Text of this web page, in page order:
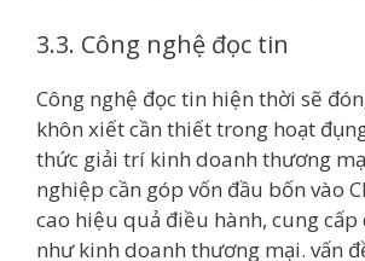
3.3. Công nghệ đọc tin
Công nghệ đọc tin hiện thời sẽ
khôn xiết cần thiết trong hoạt
thức giải trí kinh doanh thương
nghiệp cần góp vốn đầu bốn vào
cao hiệu quả điều hành, cung
như kinh doanh thương mại. vấn